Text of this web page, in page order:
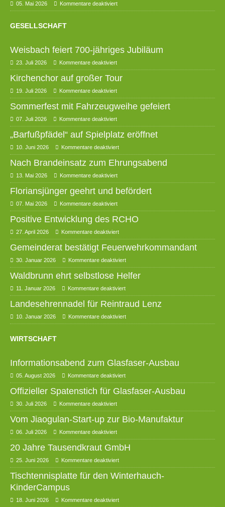
05. Mai 2026 Kommentare deaktiviert
GESELLSCHAFT
Weisbach feiert 700-jähriges Jubiläum
23. Juli 2026 Kommentare deaktiviert
Kirchenchor auf großer Tour
19. Juli 2026 Kommentare deaktiviert
Sommerfest mit Fahrzeugweihe gefeiert
07. Juli 2026 Kommentare deaktiviert
„Barfußpfädel“ auf Spielplatz eröffnet
10. Juni 2026 Kommentare deaktiviert
Nach Brandeinsatz zum Ehrungsabend
13. Mai 2026 Kommentare deaktiviert
Floriansjünger geehrt und befördert
07. Mai 2026 Kommentare deaktiviert
Positive Entwicklung des RCHO
27. April 2026 Kommentare deaktiviert
Gemeinderat bestätigt Feuerwehrkommandant
30. Januar 2026 Kommentare deaktiviert
Waldbrunn ehrt selbstlose Helfer
11. Januar 2026 Kommentare deaktiviert
Landesehrennadel für Reintraud Lenz
10. Januar 2026 Kommentare deaktiviert
WIRTSCHAFT
Informationsabend zum Glasfaser-Ausbau
05. August 2026 Kommentare deaktiviert
Offizieller Spatenstich für Glasfaser-Ausbau
30. Juli 2026 Kommentare deaktiviert
Vom Jiaogulan-Start-up zur Bio-Manufaktur
06. Juli 2026 Kommentare deaktiviert
20 Jahre Tausendkraut GmbH
25. Juni 2026 Kommentare deaktiviert
Tischtennisplatte für den Winterhauch-
KinderCampus
18. Juni 2026 Kommentare deaktiviert